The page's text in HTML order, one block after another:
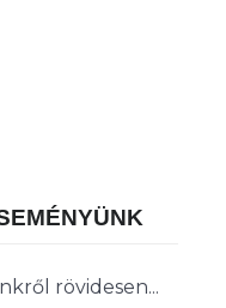
rövidesen...